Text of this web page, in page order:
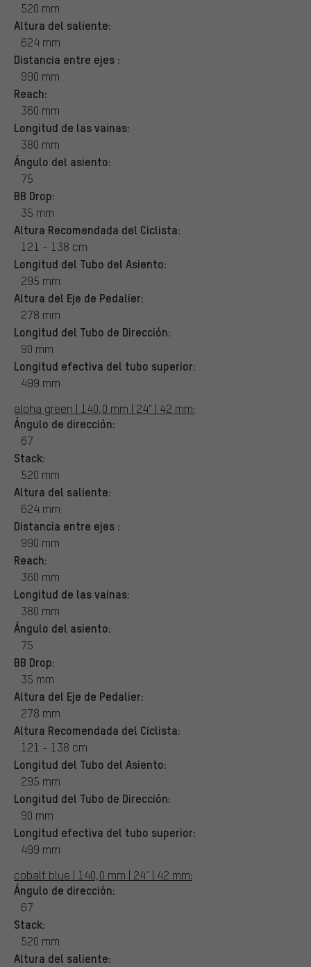
520 mm
Altura del saliente:
624 mm
Distancia entre ejes :
990 mm
Reach:
360 mm
Longitud de las vainas:
380 mm
Ángulo del asiento:
75
BB Drop:
35 mm
Altura Recomendada del Ciclista:
121 - 138 cm
Longitud del Tubo del Asiento:
295 mm
Altura del Eje de Pedalier:
278 mm
Longitud del Tubo de Dirección:
90 mm
Longitud efectiva del tubo superior:
499 mm
aloha green | 140,0 mm | 24" | 42 mm:
Ángulo de dirección:
67
Stack:
520 mm
Altura del saliente:
624 mm
Distancia entre ejes :
990 mm
Reach:
360 mm
Longitud de las vainas:
380 mm
Ángulo del asiento:
75
BB Drop:
35 mm
Altura del Eje de Pedalier:
278 mm
Altura Recomendada del Ciclista:
121 - 138 cm
Longitud del Tubo del Asiento:
295 mm
Longitud del Tubo de Dirección:
90 mm
Longitud efectiva del tubo superior:
499 mm
cobalt blue | 140,0 mm | 24" | 42 mm:
Ángulo de dirección:
67
Stack:
520 mm
Altura del saliente: